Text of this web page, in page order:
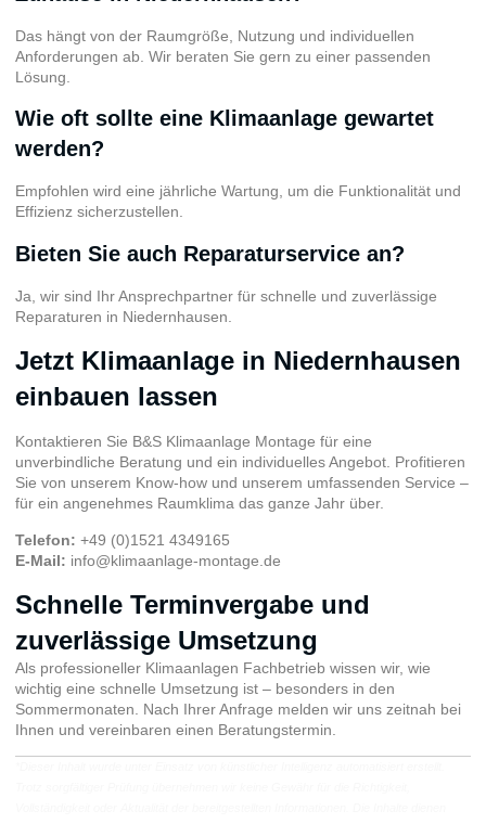
Das hängt von der Raumgröße, Nutzung und individuellen
Anforderungen ab. Wir beraten Sie gern zu einer passenden
Lösung.
Wie oft sollte eine Klimaanlage gewartet
werden?
Empfohlen wird eine jährliche Wartung, um die Funktionalität und
Effizienz sicherzustellen.
Bieten Sie auch Reparaturservice an?
Ja, wir sind Ihr Ansprechpartner für schnelle und zuverlässige
Reparaturen in Niedernhausen.
Jetzt Klimaanlage in Niedernhausen
einbauen lassen
Kontaktieren Sie B&S Klimaanlage Montage für eine
unverbindliche Beratung und ein individuelles Angebot. Profitieren
Sie von unserem Know-how und unserem umfassenden Service –
für ein angenehmes Raumklima das ganze Jahr über.
Telefon: +49 (0)1521 4349165
E-Mail: info@klimaanlage-montage.de
Schnelle Terminvergabe und
zuverlässige Umsetzung
Als professioneller Klimaanlagen Fachbetrieb wissen wir, wie
wichtig eine schnelle Umsetzung ist – besonders in den
Sommermonaten. Nach Ihrer Anfrage melden wir uns zeitnah bei
Ihnen und vereinbaren einen Beratungstermin.